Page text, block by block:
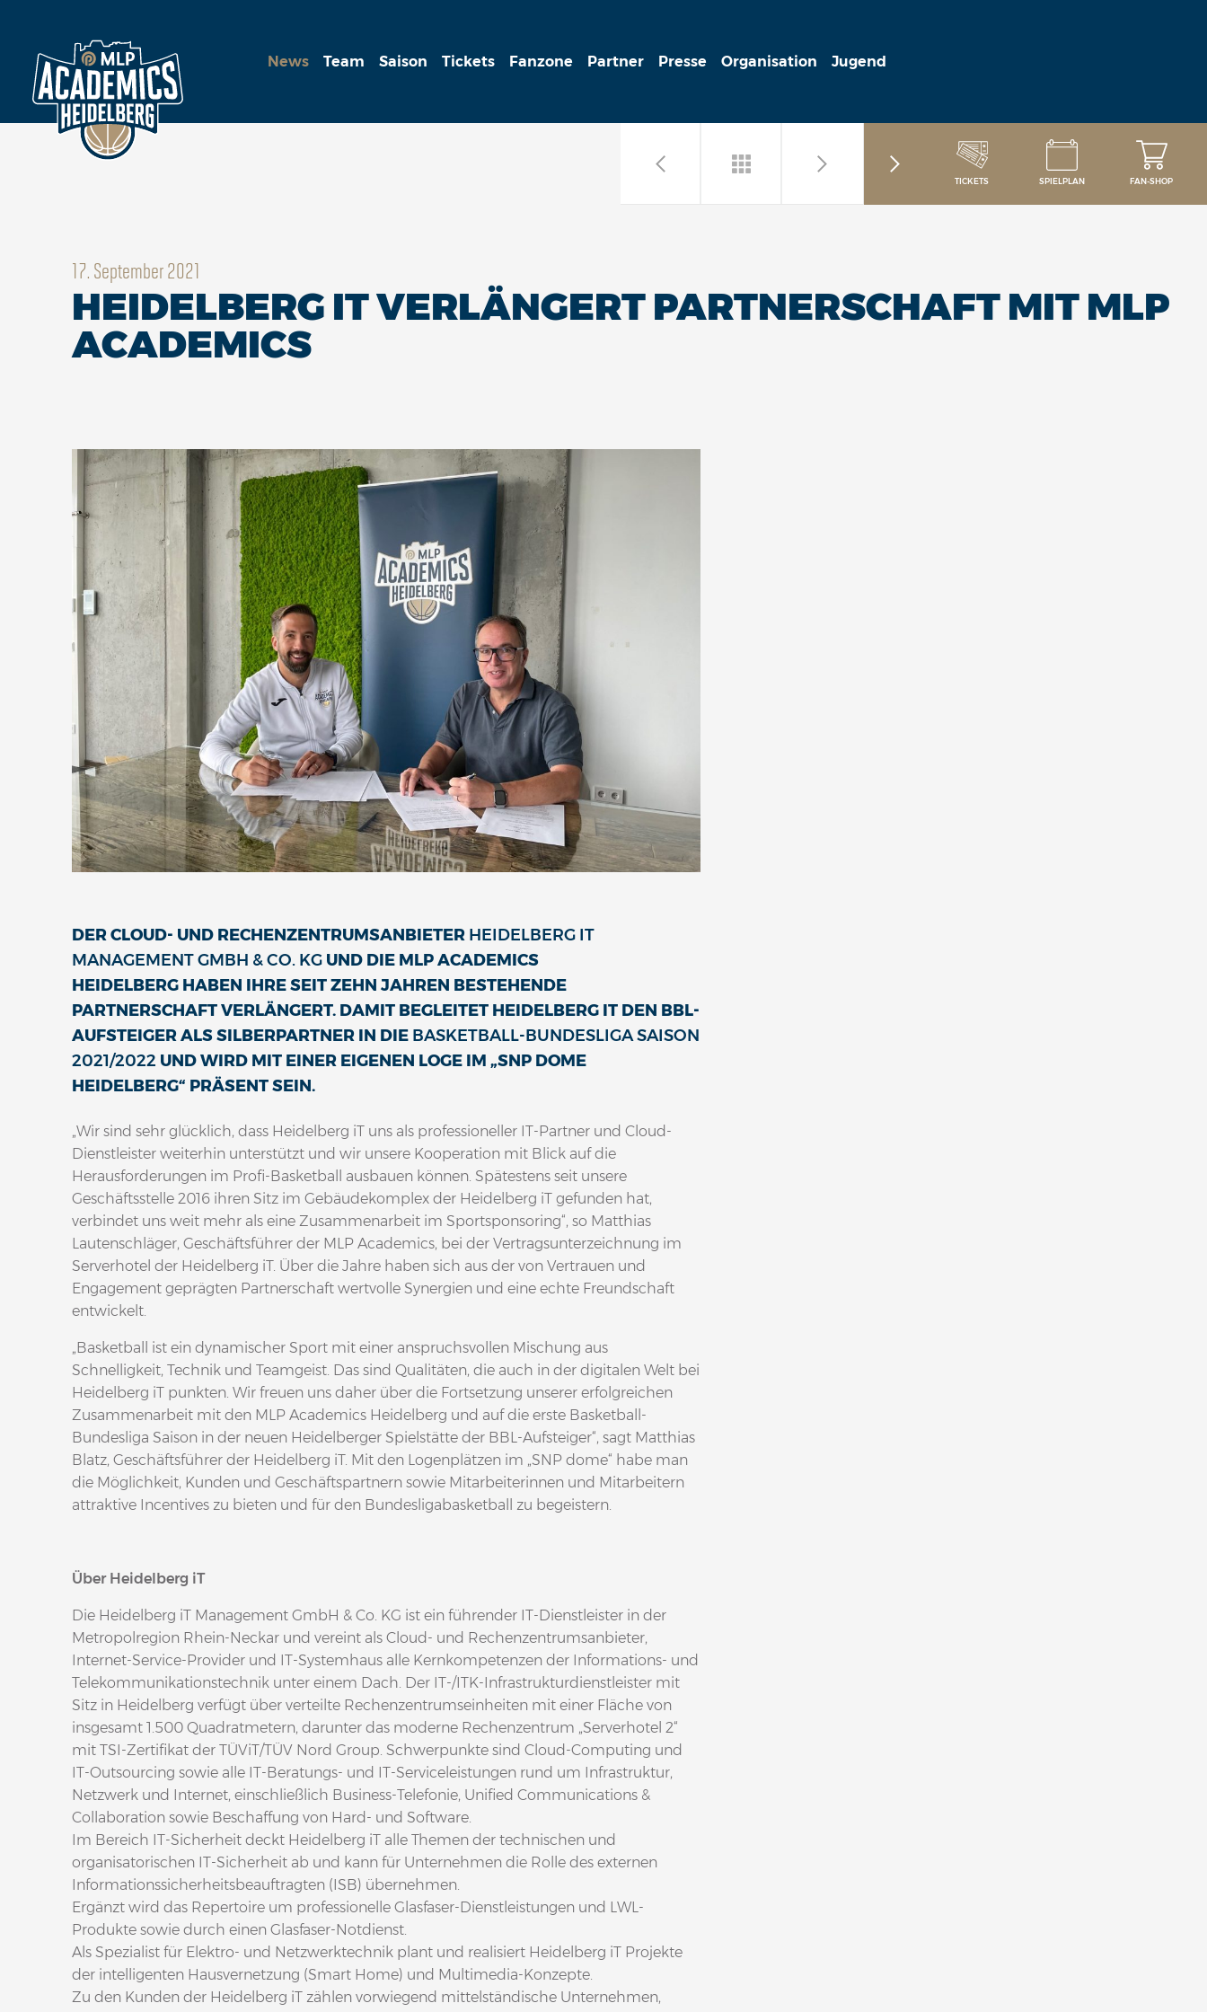
News Team Saison Tickets Fanzone Partner Presse Organisation Jugend
TICKETS SPIELPLAN FAN-SHOP
17. September 2021
HEIDELBERG IT VERLÄNGERT PARTNERSCHAFT MIT MLP
ACADEMICS
DER CLOUD- UND RECHENZENTRUMSANBIETER HEIDELBERG IT
MANAGEMENT GMBH & CO. KG UND DIE MLP ACADEMICS
HEIDELBERG HABEN IHRE SEIT ZEHN JAHREN BESTEHENDE
PARTNERSCHAFT VERLÄNGERT. DAMIT BEGLEITET HEIDELBERG IT DEN BBL-
AUFSTEIGER ALS SILBERPARTNER IN DIE BASKETBALL-BUNDESLIGA SAISON
2021/2022 UND WIRD MIT EINER EIGENEN LOGE IM „SNP DOME
HEIDELBERG“ PRÄSENT SEIN.
„Wir sind sehr glücklich, dass Heidelberg iT uns als professioneller IT-Partner und Cloud-
Dienstleister weiterhin unterstützt und wir unsere Kooperation mit Blick auf die
Herausforderungen im Profi-Basketball ausbauen können. Spätestens seit unsere
Geschäftsstelle 2016 ihren Sitz im Gebäudekomplex der Heidelberg iT gefunden hat,
verbindet uns weit mehr als eine Zusammenarbeit im Sportsponsoring“, so Matthias
Lautenschläger, Geschäftsführer der MLP Academics, bei der Vertragsunterzeichnung im
Serverhotel der Heidelberg iT. Über die Jahre haben sich aus der von Vertrauen und
Engagement geprägten Partnerschaft wertvolle Synergien und eine echte Freundschaft
entwickelt.
„Basketball ist ein dynamischer Sport mit einer anspruchsvollen Mischung aus
Schnelligkeit, Technik und Teamgeist. Das sind Qualitäten, die auch in der digitalen Welt bei
Heidelberg iT punkten. Wir freuen uns daher über die Fortsetzung unserer erfolgreichen
Zusammenarbeit mit den MLP Academics Heidelberg und auf die erste Basketball-
Bundesliga Saison in der neuen Heidelberger Spielstätte der BBL-Aufsteiger“, sagt Matthias
Blatz, Geschäftsführer der Heidelberg iT. Mit den Logenplätzen im „SNP dome“ habe man
die Möglichkeit, Kunden und Geschäftspartnern sowie Mitarbeiterinnen und Mitarbeitern
attraktive Incentives zu bieten und für den Bundesligabasketball zu begeistern.
Über Heidelberg iT
Die Heidelberg iT Management GmbH & Co. KG ist ein führender IT-Dienstleister in der
Metropolregion Rhein-Neckar und vereint als Cloud- und Rechenzentrumsanbieter,
Internet-Service-Provider und IT-Systemhaus alle Kernkompetenzen der Informations- und
Telekommunikationstechnik unter einem Dach. Der IT-/ITK-Infrastrukturdienstleister mit
Sitz in Heidelberg verfügt über verteilte Rechenzentrumseinheiten mit einer Fläche von
insgesamt 1.500 Quadratmetern, darunter das moderne Rechenzentrum „Serverhotel 2“
mit TSI-Zertifikat der TÜViT/TÜV Nord Group. Schwerpunkte sind Cloud-Computing und
IT-Outsourcing sowie alle IT-Beratungs- und IT-Serviceleistungen rund um Infrastruktur,
Netzwerk und Internet, einschließlich Business-Telefonie, Unified Communications &
Collaboration sowie Beschaffung von Hard- und Software.
Im Bereich IT-Sicherheit deckt Heidelberg iT alle Themen der technischen und
organisatorischen IT-Sicherheit ab und kann für Unternehmen die Rolle des externen
Informationssicherheitsbeauftragten (ISB) übernehmen.
Ergänzt wird das Repertoire um professionelle Glasfaser-Dienstleistungen und LWL-
Produkte sowie durch einen Glasfaser-Notdienst.
Als Spezialist für Elektro- und Netzwerktechnik plant und realisiert Heidelberg iT Projekte
der intelligenten Hausvernetzung (Smart Home) und Multimedia-Konzepte.
Zu den Kunden der Heidelberg iT zählen vorwiegend mittelständische Unternehmen,